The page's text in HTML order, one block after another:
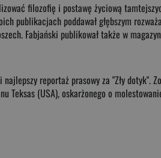
filozofię i postawę życiową
publikacjach poddawał głębszym
Fabjański publikował także w
reportaż prasowy za "Zły dotyk".
Teksas (USA), oskarżonego o